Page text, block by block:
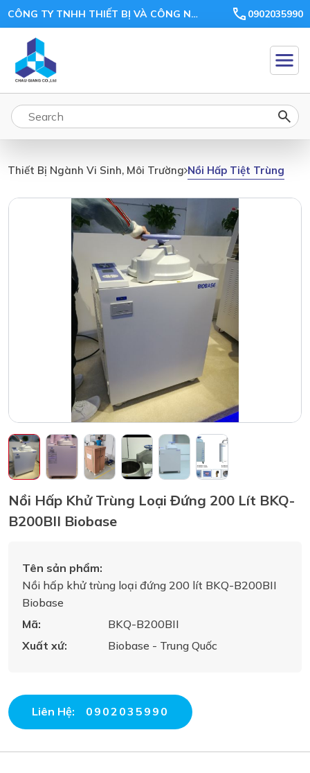
CÔNG TY TNHH THIẾT BỊ VÀ CÔNG NGHỆ CHÂU GIANG 0902035990
Thiết Bị Ngành Vi Sinh, Môi Trường Nồi Hấp Tiệt Trùng
Nồi Hấp Khử Trùng Loại Đứng 200 Lít BKQ-
B200BII Biobase
Tên sản phẩm:
Nồi hấp khử trùng loại đứng 200 lít BKQ-B200BII
Biobase
Mã:
BKQ-B200BII
Xuất xứ:
Biobase - Trung Quốc
Liên Hệ: 0902035990